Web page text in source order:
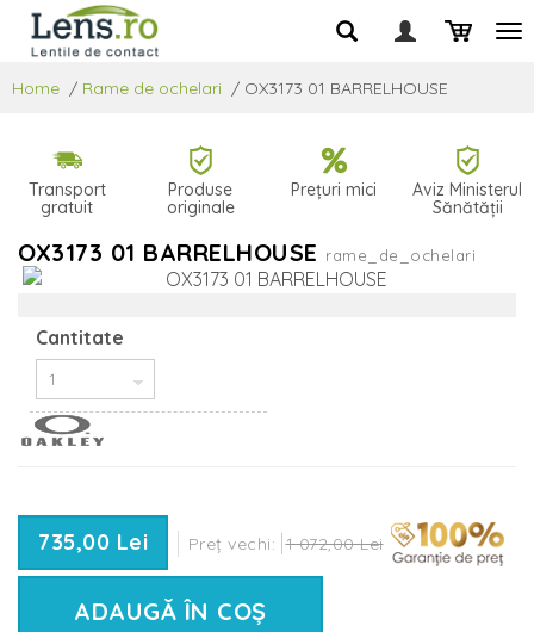
Home / Rame de ochelari / OX3173 01 BARRELHOUSE
Transport
gratuit
Produse
originale
Prețuri mici
Aviz Ministerul
Sănătății
OX3173 01 BARRELHOUSE rame_de_ochelari
Cantitate
735,00 Lei Preț vechi: 1 072,00 Lei
ADAUGĂ ÎN COȘ